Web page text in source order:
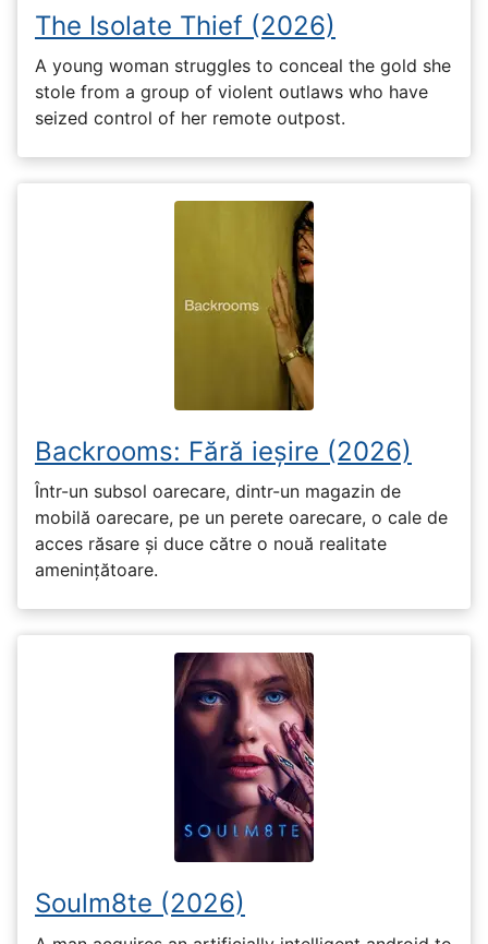
The Isolate Thief (2026)
A young woman struggles to conceal the gold she
stole from a group of violent outlaws who have
seized control of her remote outpost.
Backrooms: Fără ieșire (2026)
Într-un subsol oarecare, dintr-un magazin de
mobilă oarecare, pe un perete oarecare, o cale de
acces răsare și duce către o nouă realitate
amenințătoare.
Soulm8te (2026)